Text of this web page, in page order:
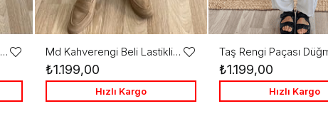
Md Haki Beli Lastikli Tensel Şalvar Pantolon
Favorilere
Ekle
Md Kahverengi Beli Lastikli Tensel Şalvar Pantolon
Favorilere
Ekle
₺1.199,00
Hızlı Kargo
₺1.199,00
Hızlı Kargo